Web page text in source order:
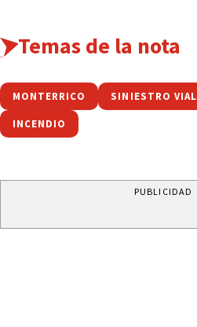
Temas de la nota
MONTERRICO SINIESTRO VIAL
INCENDIO
PUBLICIDAD